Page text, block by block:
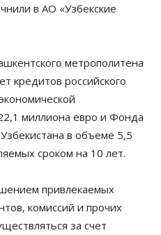
в АО «Узбекские
метрополитена
кредитов российского
миллиона евро и Фонда
в объеме 5,5
сроком на 10 лет.
привлекаемых
комиссий и прочих
за счет